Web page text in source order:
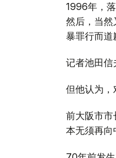
1996年，
然后，当然
暴罪行而道
记者池田信
但他认为，
前大阪市
本无须再